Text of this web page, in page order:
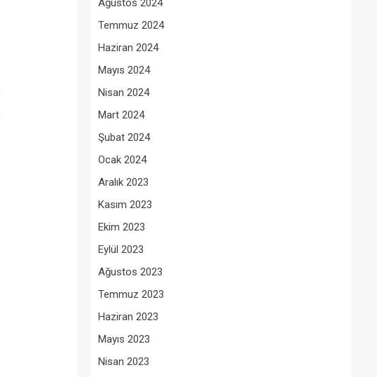
Ağustos 2024
Temmuz 2024
Haziran 2024
Mayıs 2024
Nisan 2024
Mart 2024
Şubat 2024
Ocak 2024
Aralık 2023
Kasım 2023
Ekim 2023
Eylül 2023
Ağustos 2023
Temmuz 2023
Haziran 2023
Mayıs 2023
Nisan 2023